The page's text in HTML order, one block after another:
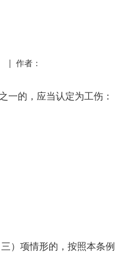
| 作者：
一的，应当认定为工伤：
）项情形的，按照本条